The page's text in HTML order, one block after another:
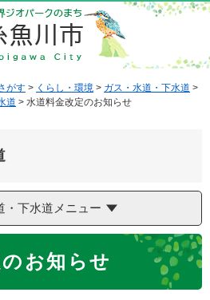
がす > くらし・環境 > ガス・水道・下水道 >
道 > 水道料金改定のお知らせ
・下水道メニュー
お知らせ